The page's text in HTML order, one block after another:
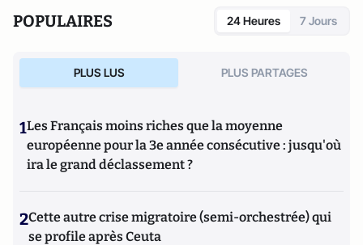
POPULAIRES 24 Heures 7 Jours
PLUS LUS PLUS PARTAGES
1Les Français moins riches que la moyenne
européenne pour la 3e année consécutive : jusqu'où
ira le grand déclassement ?
2Cette autre crise migratoire (semi-orchestrée) qui
se profile après Ceuta